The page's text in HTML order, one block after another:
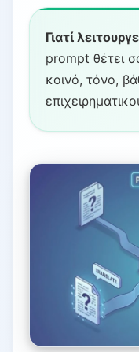
Γιατί
prompt θέτει
κοινό, τόνο,